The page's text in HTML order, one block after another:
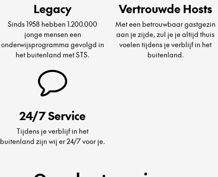
Legacy
Sinds 1958 hebben 1.200.000
jonge mensen een
onderwijsprogramma gevolgd in
het buitenland met STS.
Vertrouwde Hosts
Met een betrouwbaar gastgezin
aan je zijde, zul je je altijd thuis
voelen tijdens je verblijf in het
buitenland.
24/7 Service
Tijdens je verblijf in het
buitenland zijn wij er 24/7 voor je.